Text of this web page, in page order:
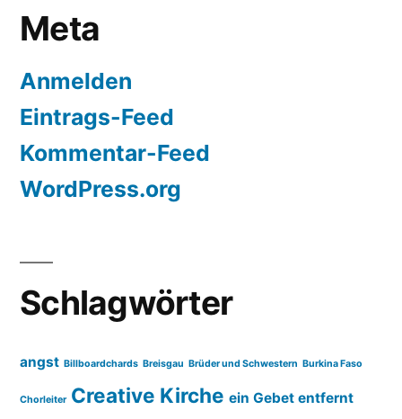
Meta
Anmelden
Eintrags-Feed
Kommentar-Feed
WordPress.org
Schlagwörter
angst Billboardchards Breisgau Brüder und Schwestern Burkina Faso
Chorleiter Creative Kirche ein Gebet entfernt